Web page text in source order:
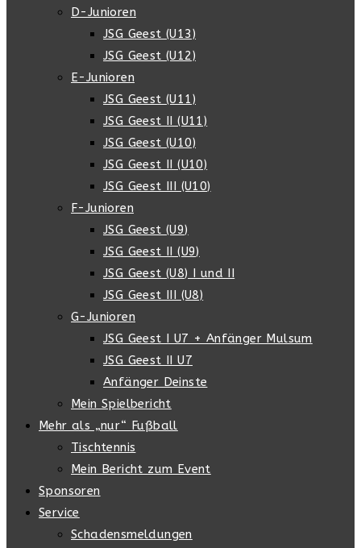
D-Junioren
JSG Geest (U13)
JSG Geest (U12)
E-Junioren
JSG Geest (U11)
JSG Geest II (U11)
JSG Geest (U10)
JSG Geest II (U10)
JSG Geest III (U10)
F-Junioren
JSG Geest (U9)
JSG Geest II (U9)
JSG Geest (U8) I und II
JSG Geest III (U8)
G-Junioren
JSG Geest I U7 + Anfänger Mulsum
JSG Geest II U7
Anfänger Deinste
Mein Spielbericht
Mehr als „nur“ Fußball
Tischtennis
Mein Bericht zum Event
Sponsoren
Service
Schadensmeldungen